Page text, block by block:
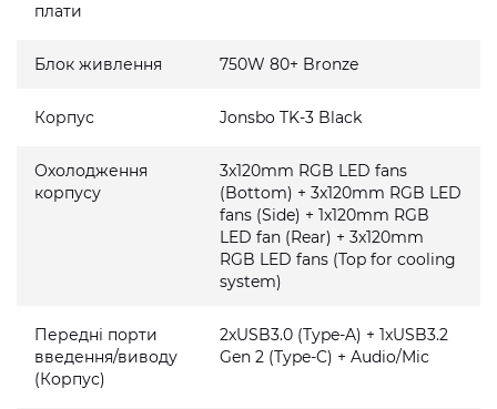
плати
Блок живлення 750W 80+ Bronze
Корпус Jonsbo TK-3 Black
Охолодження
корпусу
3x120mm RGB LED fans
(Bottom) + 3x120mm RGB LED
fans (Side) + 1x120mm RGB
LED fan (Rear) + 3x120mm
RGB LED fans (Top for cooling
system)
Передні порти
введення/виводу
(Корпус)
2xUSB3.0 (Type-A) + 1xUSB3.2
Gen 2 (Type-C) + Audio/Mic